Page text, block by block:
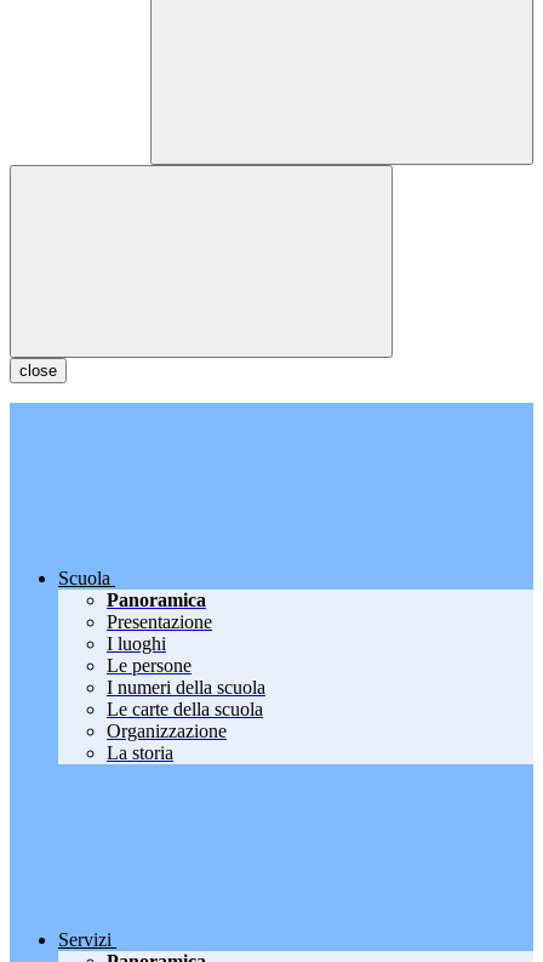
close
Scuola
Panoramica
Presentazione
I luoghi
Le persone
I numeri della scuola
Le carte della scuola
Organizzazione
La storia
Servizi